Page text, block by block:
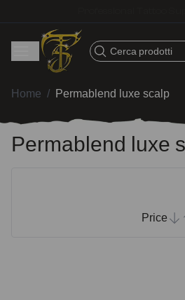
Cerca prodotti
Home / Permablend luxe scalp
Permablend luxe
Price